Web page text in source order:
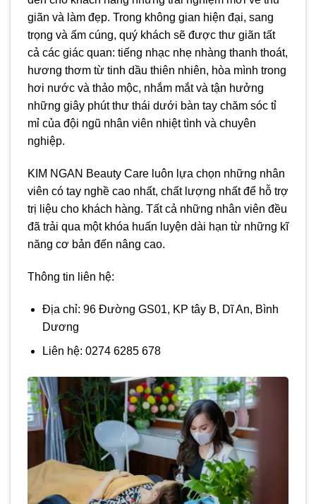
giãn và làm đẹp. Trong không gian hiện đại, sang
trọng và ấm cúng, quý khách sẽ được thư giãn tất
cả các giác quan: tiếng nhạc nhẹ nhàng thanh thoát,
hương thơm từ tinh dầu thiên nhiên, hòa mình trong
hơi nước và thảo mộc, nhắm mắt và tận hưởng
những giây phút thư thái dưới bàn tay chăm sóc tỉ
mỉ của đội ngũ nhân viên nhiệt tình và chuyên
nghiệp.
KIM NGAN Beauty Care luôn lựa chọn những nhân
viên có tay nghề cao nhất, chất lượng nhất để hỗ trợ
trị liệu cho khách hàng. Tất cả những nhân viên đều
đã trải qua một khóa huấn luyện dài hạn từ những kĩ
năng cơ bản đến nâng cao.
Thông tin liên hệ:
Địa chỉ: 96 Đường GS01, KP tây B, Dĩ An, Bình
Dương
Liên hệ: 0274 6285 678